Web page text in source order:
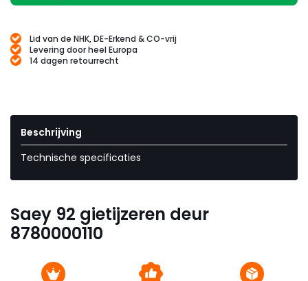
Lid van de NHK, DE-Erkend & CO-vrij
Levering door heel Europa
14 dagen retourrecht
Beschrijving
Technische specificaties
Saey 92 gietijzeren deur
8780000110